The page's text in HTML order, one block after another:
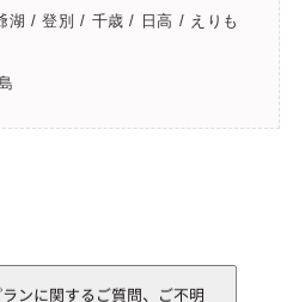
湖 / 登別 / 千歳 / 日高 / えりも